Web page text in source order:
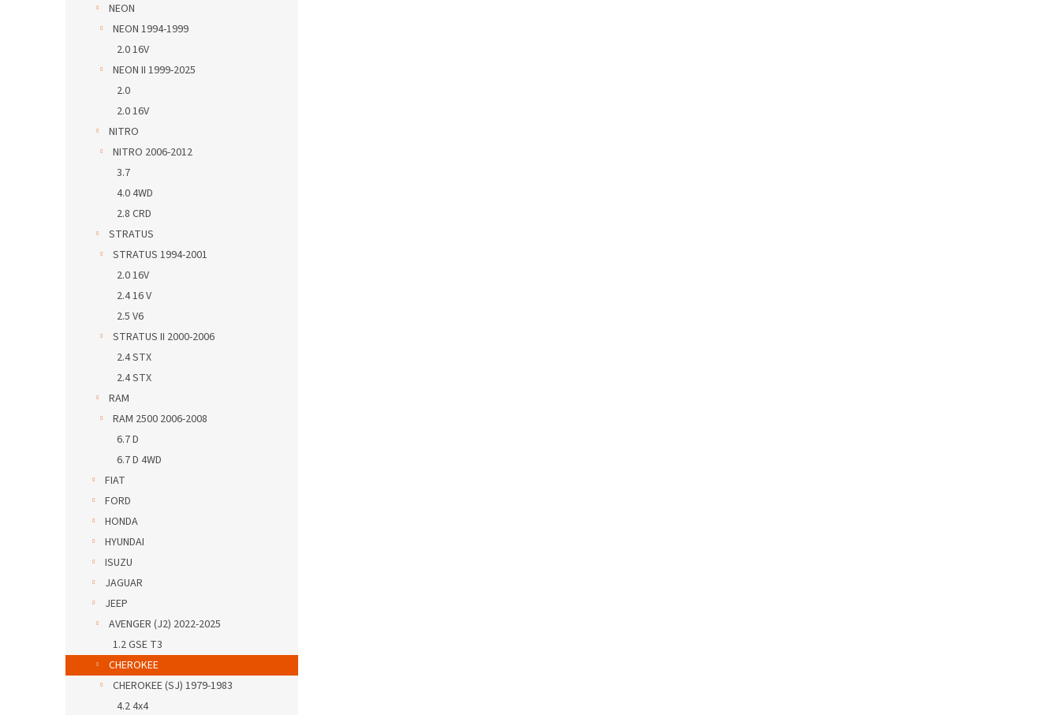
NEON
NEON 1994-1999
2.0 16V
NEON II 1999-2025
2.0
2.0 16V
NITRO
NITRO 2006-2012
3.7
4.0 4WD
2.8 CRD
STRATUS
STRATUS 1994-2001
2.0 16V
2.4 16 V
2.5 V6
STRATUS II 2000-2006
2.4 STX
2.4 STX
RAM
RAM 2500 2006-2008
6.7 D
6.7 D 4WD
FIAT
FORD
HONDA
HYUNDAI
ISUZU
JAGUAR
JEEP
AVENGER (J2) 2022-2025
1.2 GSE T3
CHEROKEE
CHEROKEE (SJ) 1979-1983
4.2 4x4